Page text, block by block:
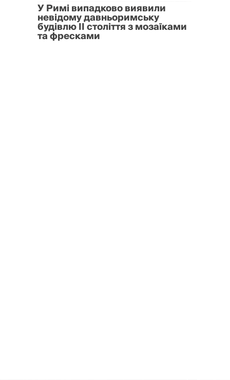
У Римі випадково виявили
невідому давньоримську
будівлю II століття з мозаїками
та фресками